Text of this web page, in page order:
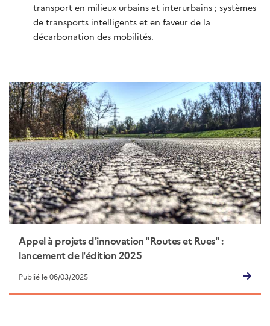
transport en milieux urbains et interurbains ; systèmes
de transports intelligents et en faveur de la
décarbonation des mobilités.
Appel à projets d'innovation "Routes et Rues" :
lancement de l'édition 2025
Publié le 06/03/2025